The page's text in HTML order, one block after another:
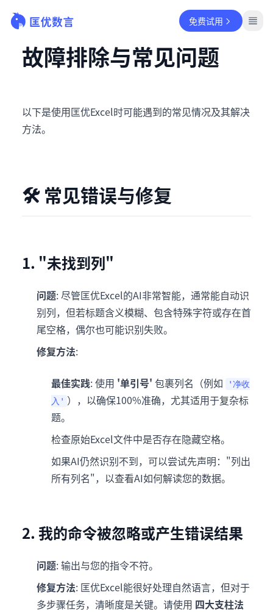
免费试用
故障排除与常见问题
以下是使用匡优Excel时可能遇到的常见情况及其解决
方法。
🛠️ 常见错误与修复
1. "未找到列"
问题: 尽管匡优Excel的AI非常智能，通常能自动识
别列，但若标题含义模糊、包含特殊字符或存在首
尾空格，偶尔也可能识别失败。
修复方法:
最佳实践: 使用 '单引号' 包裹列名（例如
'净收
入' ），以确保100%准确，尤其适用于复杂标
题。
检查原始Excel文件中是否存在隐藏空格。
如果AI仍然识别不到，可以尝试先声明："列出
所有列名"，以查看AI如何解读您的数据。
2. 我的命令被忽略或产生错误结果
问题: 输出与您的指令不符。
修复方法: 匡优Excel能很好处理自然语言，但对于
多步骤任务，清晰度是关键。请使用 四大支柱法